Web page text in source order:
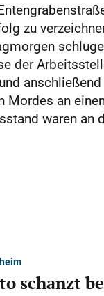
zu
der
an
waren an
schanzt